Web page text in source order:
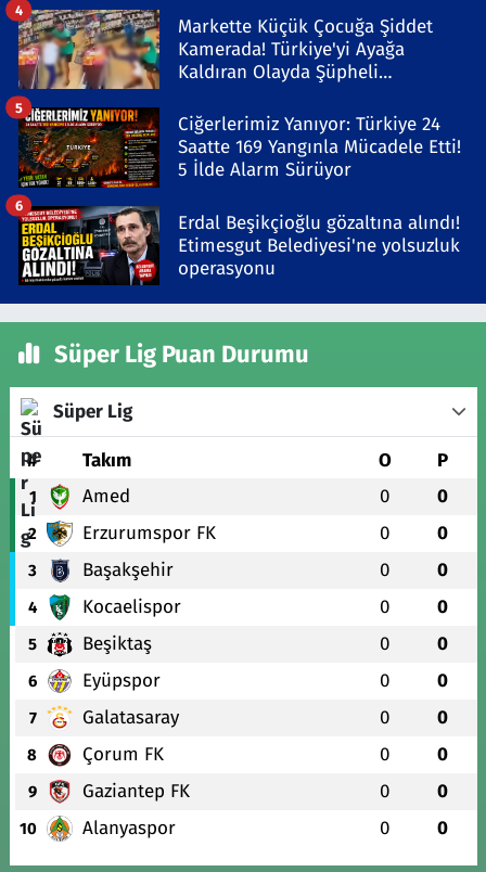
Markette Küçük Çocuğa Şiddet
Kamerada! Türkiye'yi Ayağa
Kaldıran Olayda Şüpheli
4
Ciğerlerimiz Yanıyor: Türkiye 24
Saatte 169 Yangınla Mücadele Etti!
5 İlde Alarm Sürüyor
5
Erdal Beşikçioğlu gözaltına alındı!
Etimesgut Belediyesi'ne yolsuzluk
operasyonu
6
Süper Lig Puan Durumu
Süper Lig
# Takım O P
1 Amed 0 0
2 Erzurumspor FK 0 0
3 Başakşehir 0 0
4 Kocaelispor 0 0
5 Beşiktaş 0 0
6 Eyüpspor 0 0
7 Galatasaray 0 0
8 Çorum FK 0 0
9 Gaziantep FK 0 0
10 Alanyaspor 0 0